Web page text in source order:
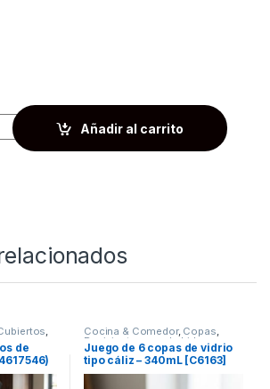
Añadir al carrito
,
de
Cocina & Comedor, Copas,
Recipientes para bebidas y
líquidos
Juego de 6 copas de vidrio
tipo cáliz – 340mL [C6163]